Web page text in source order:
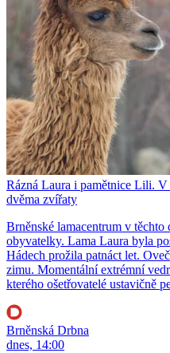
Rázná Laura i pamětnice Lili. V
dvěma zvířaty
Brněnské lamacentrum v
obyvatelky. Lama Laura byla
Hádech prožila patnáct let.
zimu. Momentální extrémní
kterého ošetřovatelé ustavičně
Brněnská Drbna
dnes, 14:00